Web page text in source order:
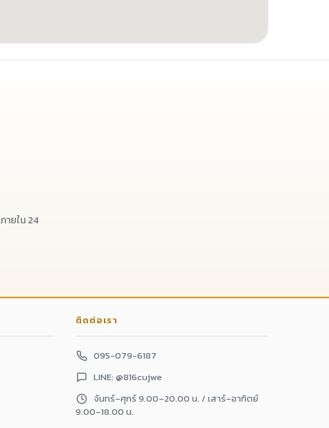
ภายใน 24
ติดต่อเรา
095-079-6187
LINE: @816cujwe
จันทร์–ศุกร์ 9.00–20.00 น. / เสาร์–อาทิตย์
9.00–18.00 น.